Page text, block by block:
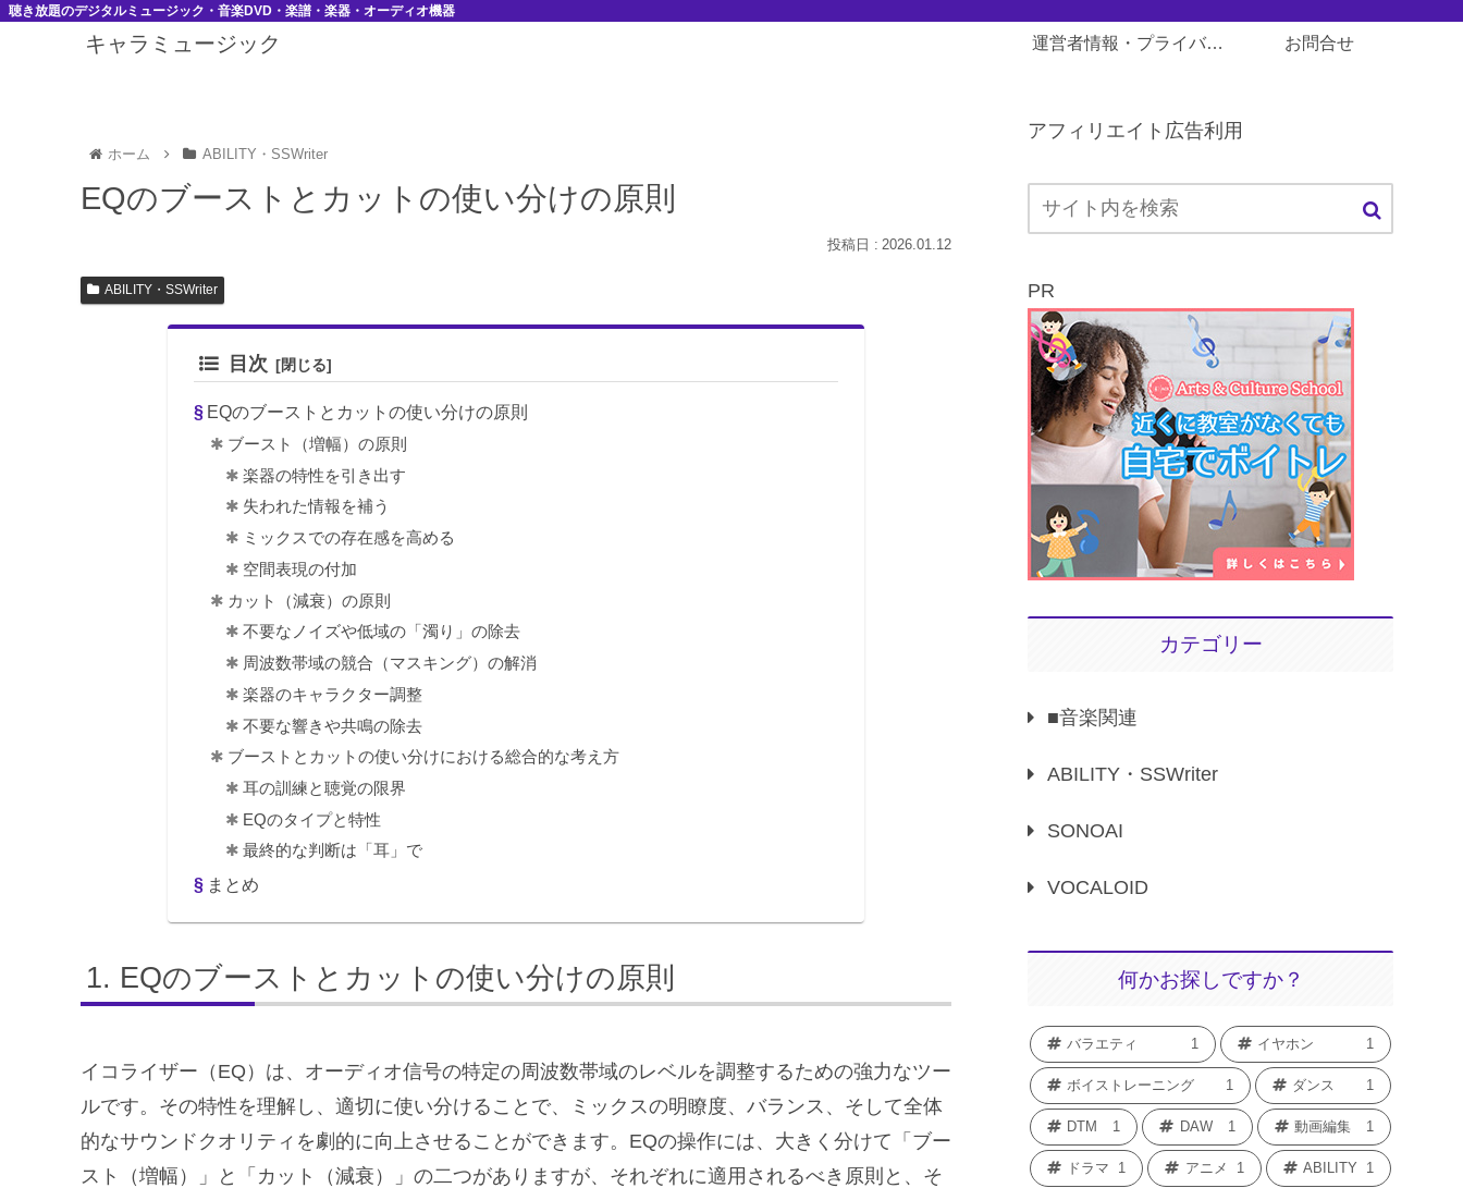
聴き放題のデジタルミュージック・音楽DVD・楽譜・楽器・オーディオ機器
キャラミュージック 運営者情報・プライバシーポリシー お問合せ
ホーム ABILITY・SSWriter
EQのブーストとカットの使い分けの原則
2026.01.12
ABILITY・SSWriter
目次
EQのブーストとカットの使い分けの原則
ブースト（増幅）の原則
楽器の特性を引き出す
失われた情報を補う
ミックスでの存在感を高める
空間表現の付加
カット（減衰）の原則
不要なノイズや低域の「濁り」の除去
周波数帯域の競合（マスキング）の解消
楽器のキャラクター調整
不要な響きや共鳴の除去
ブーストとカットの使い分けにおける総合的な考え方
耳の訓練と聴覚の限界
EQのタイプと特性
最終的な判断は「耳」で
まとめ
EQのブーストとカットの使い分けの原則
イコライザー（EQ）は、オーディオ信号の特定の周波数帯域のレベルを調整するための強力なツー
ルです。その特性を理解し、適切に使い分けることで、ミックスの明瞭度、バランス、そして全体
的なサウンドクオリティを劇的に向上させることができます。EQの操作には、大きく分けて「ブー
スト（増幅）」と「カット（減衰）」の二つがありますが、それぞれに適用されるべき原則と、そ
アフィリエイト広告利用
PR
カテゴリー
■音楽関連
ABILITY・SSWriter
SONOAI
VOCALOID
何かお探しですか？
バラエティ 1 イヤホン 1
ボイストレーニング 1 ダンス 1
DTM 1 DAW 1 動画編集 1
ドラマ 1 アニメ 1 ABILITY 1